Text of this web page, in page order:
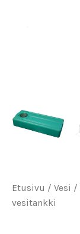
Etusivu / Vesi /
vesitankki